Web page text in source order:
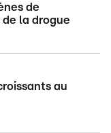
de
la drogue
au